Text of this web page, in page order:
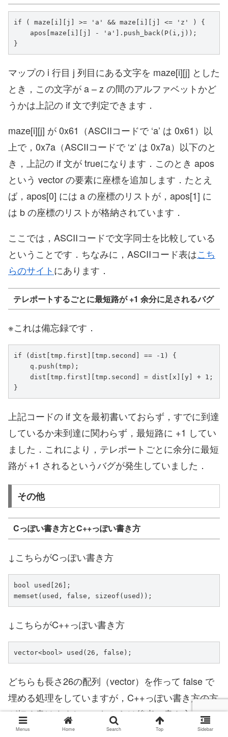
if ( maze[i][j] >= 'a' && maze[i][j] <= 'z' ) {
}
マップの i 行目 j 列目にある文字を maze[i][j] とした
とき，この文字が a – z の間のアルファベットかど
うかは上記の if 文で判定できます．
maze[i][j] が 0x61（ASCIIコードで ‘a’ は 0x61）以
上で，0x7a（ASCIIコードで ‘z’ は 0x7a）以下のと
き，上記の if 文が trueになります．このとき apos
という vector の要素に座標を追加します．たとえ
ば，apos[0] には a の座標のリストが，apos[1] に
は b の座標のリストが格納されています．
ここでは，ASCIIコードで文字同士を比較している
ということです．ちなみに，ASCIIコード表はこち
らのサイトにあります．
テレポートするごとに最短路が +1 余分に足されるバグ
※これは備忘録です．
if (dist[tmp.first][tmp.second] == -1) {
}
上記コードの if 文を最初書いておらず，すでに到達
しているか未到達に関わらず，最短路に +1 してい
ました．これにより，テレポートごとに余分に最短
路が +1 されるというバグが発生していました．
その他
Cっぽい書き方とC++っぽい書き方
↓こちらがCっぽい書き方
bool used[26];
memset(used, false, sizeof(used));
↓こちらがC++っぽい書き方
vector<bool> used(26, false);
どちらも長さ26の配列（vector）を作って false で
埋める処理をしていますが，C++っぽい書き方の方
が短く書けますね．これからは後者の書き方をして
いきたいと思います．
Menus Home Search Top Sidebar